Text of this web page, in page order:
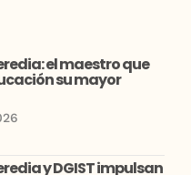
el maestro que
su mayor
y DGIST impulsan